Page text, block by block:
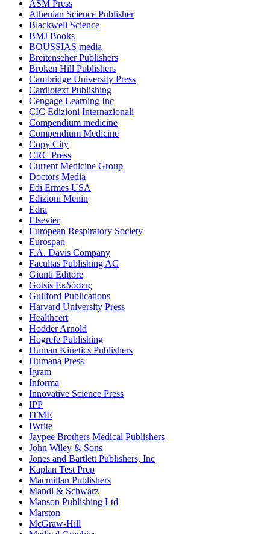
ASM Press
Athenian Science Publisher
Blackwell Science
BMJ Books
BOUSSIAS media
Breitenseher Publishers
Broken Hill Publishers
Cambridge University Press
Cardiotext Publishing
Cengage Learning Inc
CIC Edizioni Internazionali
Compendium medicine
Compendium Medicine
Copy City
CRC Press
Current Medicine Group
Doctors Media
Edi Ermes USA
Edizioni Menin
Edra
Elsevier
European Respiratory Society
Eurospan
F.A. Davis Company
Facultas Publishing AG
Giunti Editore
Gotsis Εκδόσεις
Guilford Publications
Harvard University Press
Healthcert
Hodder Arnold
Hogrefe Publishing
Human Kinetics Publishers
Humana Press
Igram
Informa
Innovative Science Press
IPP
ITME
IWrite
Jaypee Brothers Medical Publishers
John Wiley & Sons
Jones and Bartlett Publishers, Inc
Kaplan Test Prep
Macmillan Publishers
Mandl & Schwarz
Manson Publishing Ltd
Marston
McGraw-Hill